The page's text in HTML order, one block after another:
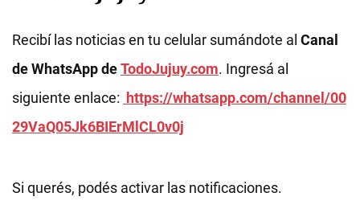
Recibí las noticias en tu celular sumándote al Canal
de WhatsApp deTodoJujuy.com. Ingresá al
siguiente enlace: https://whatsapp.com/channel/00
29VaQ05Jk6BIErMlCL0v0j
Si querés, podés activar las notificaciones.